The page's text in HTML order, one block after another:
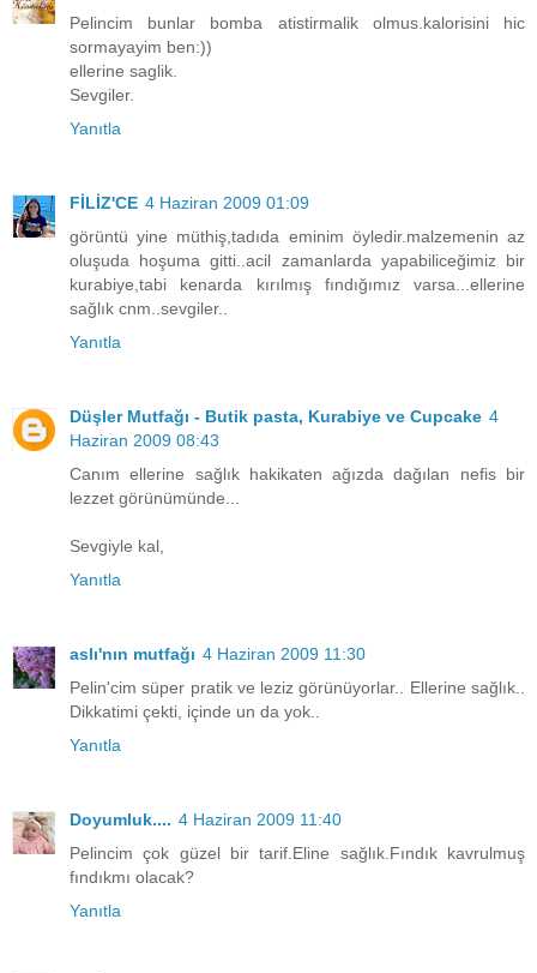
Pelincim bunlar bomba atistirmalik olmus.kalorisini hic
sormayayim ben:))
ellerine saglik.
Sevgiler.
Yanıtla
FİLİZ'CE 4 Haziran 2009 01:09
görüntü yine müthiş,tadıda eminim öyledir.malzemenin az
oluşuda hoşuma gitti..acil zamanlarda yapabiliceğimiz bir
kurabiye,tabi kenarda kırılmış fındığımız varsa...ellerine
sağlık cnm..sevgiler..
Yanıtla
Düşler Mutfağı - Butik pasta, Kurabiye ve Cupcake 4
Haziran 2009 08:43
Canım ellerine sağlık hakikaten ağızda dağılan nefis bir
lezzet görünümünde...
Sevgiyle kal,
Yanıtla
aslı'nın mutfağı 4 Haziran 2009 11:30
Pelin'cim süper pratik ve leziz görünüyorlar.. Ellerine sağlık..
Dikkatimi çekti, içinde un da yok..
Yanıtla
Doyumluk.... 4 Haziran 2009 11:40
Pelincim çok güzel bir tarif.Eline sağlık.Fındık kavrulmuş
fındıkmı olacak?
Yanıtla